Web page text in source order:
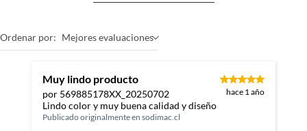
Ordenar por: Mejores evaluaciones
Muy lindo producto
por 569885178XX_20250702 hace 1 año
Lindo color y muy buena calidad y diseño
Publicado originalmente en sodimac.cl